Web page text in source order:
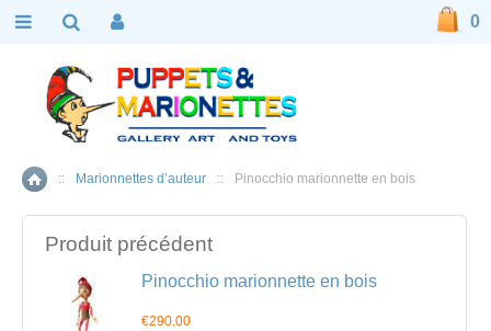
Accueil
:: Marionnettes d’auteur :: Pinocchio marionnette en bois
Produit précédent
Pinocchio marionnette en bois
€290.00
0